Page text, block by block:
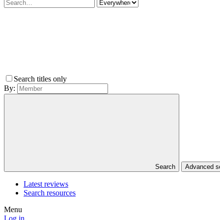
Search titles only
By:
Search Advanced
Latest reviews
Search resources
Menu